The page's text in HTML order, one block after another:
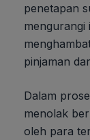
penetapan
mengurangi
pinjaman
Dalam
menolak
oleh para